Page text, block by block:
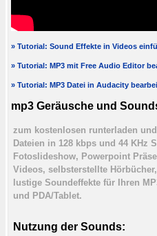
» Tutorial: Sound Effekte in Videos
» Tutorial: MP3 mit Free Audio Editor
» Tutorial: MP3 Datei in Audacity
mp3 Geräusche und
zum kostenlosen runterladen
Dateien in 128 kbps und 44 KHz
Fotoslideshow, Powerpoint
Videos, selbsterstellte
lustige Soundeffekte für Ihren
und PDA/Tablet.
Nutzung der Sounds: